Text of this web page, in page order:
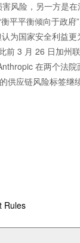
风险，另一方是
平平衡倾向于政府
为国家安全利益更
前 3 月 26 日加州
在两个法院
应链风险标签继
Rules